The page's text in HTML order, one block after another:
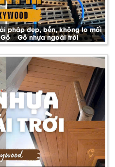
pháp đẹp, bền, không lo mối
– Gỗ nhựa ngoài trời